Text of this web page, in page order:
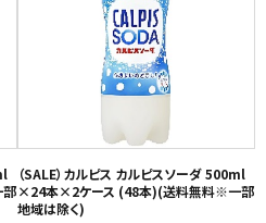
（SALE）カルピス カルピスソーダ 500ml
×24本×2ケース (48本)(送料無料※一部
地域は除く)